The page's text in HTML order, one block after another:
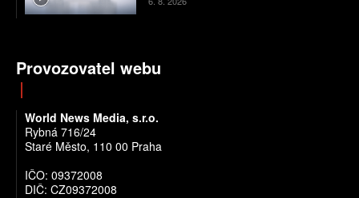
Provozovatel webu
World News Media, s.r.o.
Rybná 716/24
Staré Město, 110 00 Praha
IČO: 09372008
DIČ: CZ09372008